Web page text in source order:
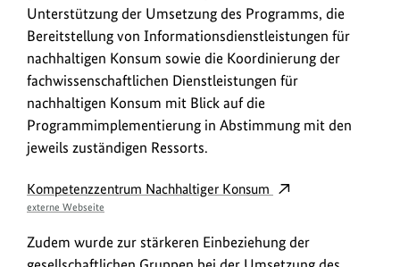
Unterstützung der Umsetzung des Programms, die
Bereitstellung von Informationsdienstleistungen für
nachhaltigen Konsum sowie die Koordinierung der
fachwissenschaftlichen Dienstleistungen für
nachhaltigen Konsum mit Blick auf die
Programmimplementierung in Abstimmung mit den
jeweils zuständigen Ressorts.
Kompetenzzentrum Nachhaltiger Konsum
externe Webseite
Zudem wurde zur stärkeren Einbeziehung der